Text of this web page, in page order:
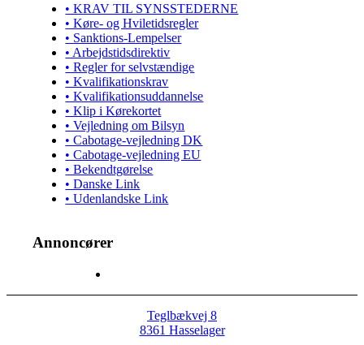
• KRAV TIL SYNSSTEDERNE
• Køre- og Hviletidsregler
• Sanktions-Lempelser
• Arbejdstidsdirektiv
• Regler for selvstændige
• Kvalifikationskrav
• Kvalifikationsuddannelse
• Klip i Kørekortet
• Vejledning om Bilsyn
• Cabotage-vejledning DK
• Cabotage-vejledning EU
• Bekendtgørelse
• Danske Link
• Udenlandske Link
Annoncører
Teglbækvej 8
8361 Hasselager